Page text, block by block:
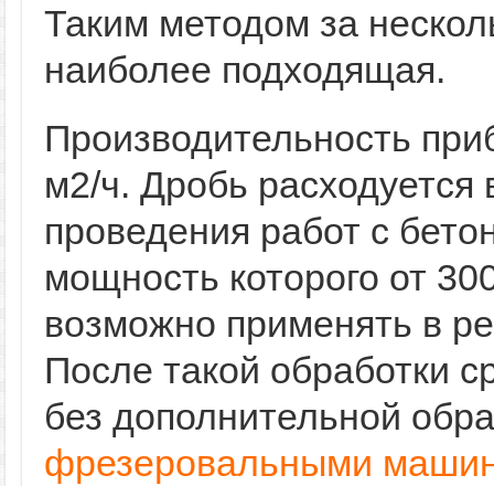
Таким методом за
наиболее подходящая.
Производительность
м2/ч. Дробь
проведения работ с
мощность которого от
возможно применять в
После такой обработки
без дополнительной
фрезеровальными